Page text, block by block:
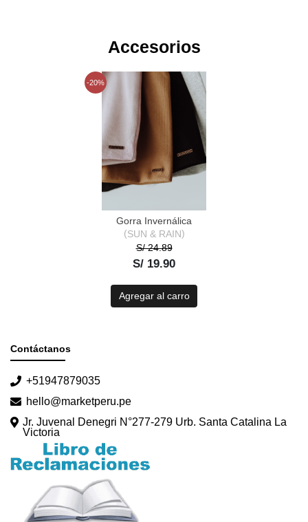
Accesorios
-20%
Gorra Invernálica
SUN & RAIN
S/ 24.89
S/ 19.90
Agregar al carro
Contáctanos
+51947879035
hello@marketperu.pe
Jr. Juvenal Denegri N°277-279 Urb. Santa Catalina La
Victoria